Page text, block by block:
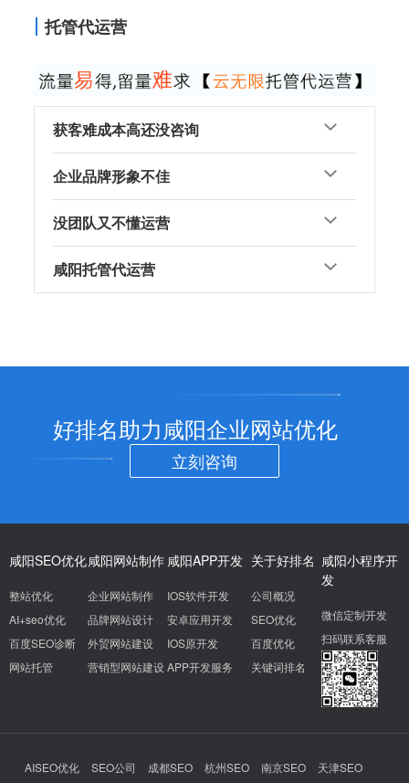
托管代运营
获客难成本高还没咨询
企业品牌形象不佳
没团队又不懂运营
咸阳托管代运营
好排名助力咸阳企业网站优化
立刻咨询
咸阳SEO优化
整站优化
AI+seo优化
百度SEO诊断
网站托管
咸阳网站制作
企业网站制作
品牌网站设计
外贸网站建设
营销型网站建设
咸阳APP开发
IOS软件开发
安卓应用开发
IOS原开发
APP开发服务
关于好排名
公司概况
SEO优化
百度优化
关键词排名
咸阳小程序开
发
微信定制开发
扫码联系客服
AISEO优化 SEO公司 成都SEO 杭州SEO 南京SEO
天津SEO